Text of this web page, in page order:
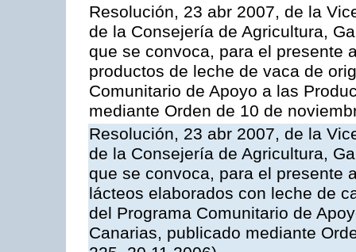
Resolución, 23 abr 2007, de la
de la Consejería de Agricultura,
que se convoca, para el presente
productos de leche de vaca de
Comunitario de Apoyo a las
mediante Orden de 10 de
Resolución, 23 abr 2007, de la
de la Consejería de Agricultura,
que se convoca, para el presente
lácteos elaborados con leche de
del Programa Comunitario de
Canarias, publicado mediante